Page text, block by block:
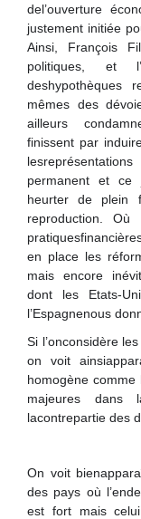
del’ouverture
justement initiée
Ainsi, François
politiques, et
deshypothèques
mêmes des
ailleurs
finissent par
permanent et ce
heurter de plein
reproduction.
en place les
mais encore
dont les Etats-
l’Espagnenous
Si l’onconsidère
on voit
homogène
majeures dans
lacontrepartie des
On voit
des pays où
est fort mais